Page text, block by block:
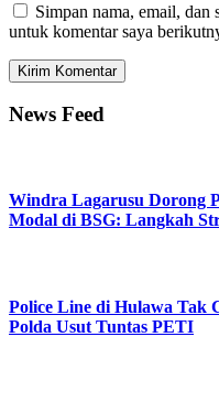
Simpan nama, email, dan
untuk komentar saya
News Feed
Windra Lagarusu Dorong
Modal di BSG: Langkah
Police Line di Hulawa Tak
Polda Usut Tuntas PETI